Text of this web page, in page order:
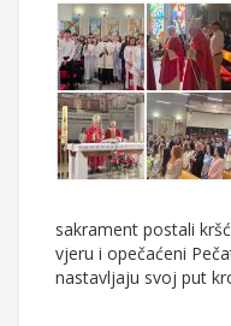
sakrament postali
vjeru i opečaćeni
nastavljaju svoj put